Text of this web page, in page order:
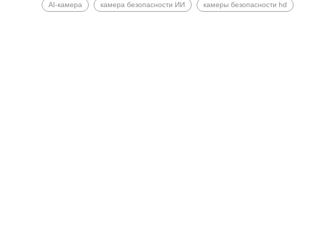
AI-камера камера безопасности ИИ камеры безопасности hd